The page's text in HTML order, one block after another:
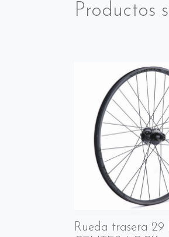
Productos
Rueda trasera